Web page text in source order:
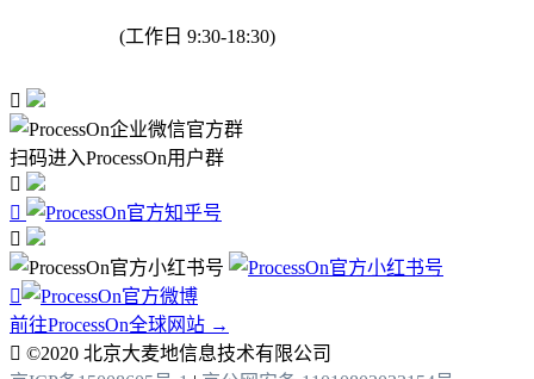
(工作日 9:30-18:30)

扫码进入ProcessOn用户群




前往ProcessOn全球网站 →
 ©2020 北京大麦地信息技术有限公司